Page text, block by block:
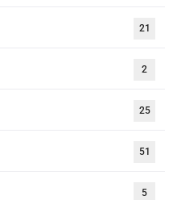
21
2
25
51
5